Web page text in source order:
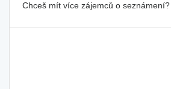
Chceš mít více zájemců o